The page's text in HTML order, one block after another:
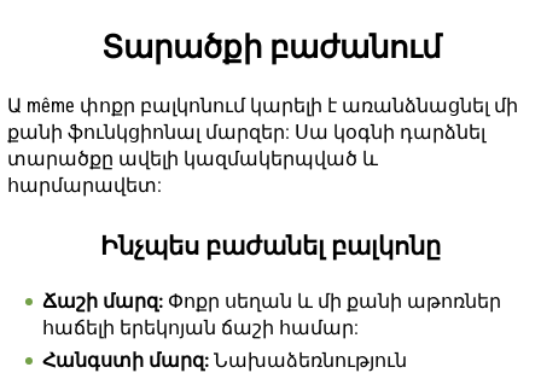
Տարածքի բաժանում
Ա même փոքր բալկոնում կարելի է առանձնացնել մի
քանի ֆունկցիոնալ մարզեր: Սա կօգնի դարձնել
տարածքը ավելի կազմակերպված և
հարմարավետ:
Ինչպես բաժանել բալկոնը
Ճաշի մարզ: Փոքր սեղան և մի քանի աթոռներ
հաճելի երեկոյան ճաշի համար:
Հանգստի մարզ: Նախաձեռնություն